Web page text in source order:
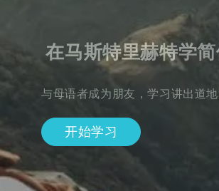
在马斯特里赫特学
与母语者成为朋友，学习讲出道
开始学习